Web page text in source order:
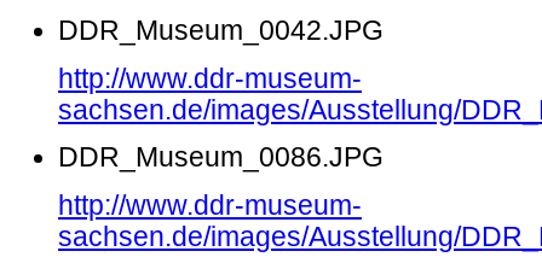
DDR_Museum_0042.JPG
http://www.ddr-museum-
sachsen.de/images/Ausstellung/
DDR_Museum_0086.JPG
http://www.ddr-museum-
sachsen.de/images/Ausstellung/